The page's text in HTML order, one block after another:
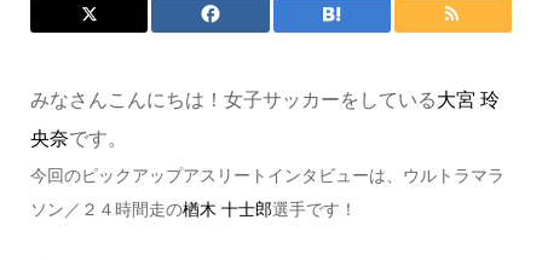
みなさんこんにちは！女子サッカーをしている大宮 玲
央奈です。
今回のピックアップアスリートインタビューは、ウルトラマラ
ソン／２４時間走の楢木 十士郎選手です！